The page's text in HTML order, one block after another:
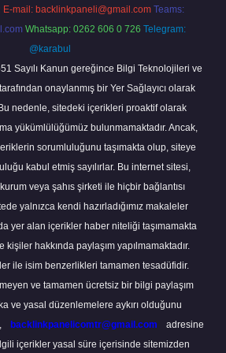
E-mail: backlinkpaneli@gmail.com Teams:
Whatsapp: 0262 606 0 726 Telegram:
@karabul
Sayılı Kanun gereğince Bilgi Teknolojileri ve
onaylanmış bir Yer Sağlayıcı olarak
nedenle, sitedeki içerikleri proaktif olarak
yükümlülüğümüz bulunmamaktadır. Ancak,
sorumluluğunu taşımakta olup, siteye
kabul etmiş sayılırlar. Bu internet sitesi,
veya şahıs şirketi ile hiçbir bağlantısı
yalnızca kendi hazırladığımız makaleler
yer alan içerikler haber niteliği taşımamakta
hakkında paylaşım yapılmamaktadır.
ile isim benzerlikleri tamamen tesadüfidir.
ve tamamen ücretsiz bir bilgi paylaşım
ve yasal düzenlemelere aykırı olduğunu
backlinkpanelicomtr@gmail.com
adresine
içerikler yasal süre içerisinde sitemizden